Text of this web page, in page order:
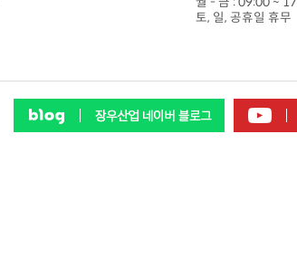
토, 일, 공휴일 휴무